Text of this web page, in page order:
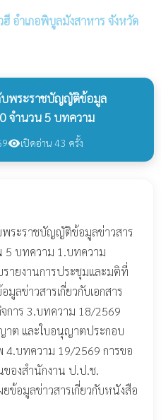
ฮี อำเภอพิบูลมังสาหาร จังหวัด
บพระราชบัญญัติข้อมูล
จำนวน 5 บทความ
visibilityเปิดอ่าน 43 ครั้ง
พระราชบัญญัติข้อมูลข่าวสาร
5 บทความ 1.บทความ
ายงานการประชุมและมติที่
ลข่าวสารเกี่ยวกับเอกสาร
การ 3.บทความ 18/2569
าต และใบอนุญาตประกอบ
4.บทความ 19/2569 การขอ
ของสำนักงาน ป.ป.ช.
ข้อมูลข่าวสารเกี่ยวกับหนังสือ